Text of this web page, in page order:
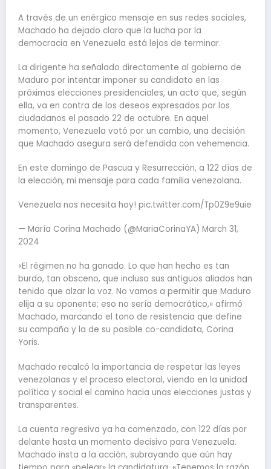
A través de un enérgico mensaje en sus redes sociales,
Machado ha dejado claro que la lucha por la
democracia en Venezuela está lejos de terminar.
La dirigente ha señalado directamente al gobierno de
Maduro por intentar imponer su candidato en las
próximas elecciones presidenciales, un acto que, según
ella, va en contra de los deseos expresados por los
ciudadanos el pasado 22 de octubre. En aquel
momento, Venezuela votó por un cambio, una decisión
que Machado asegura será defendida con vehemencia.
En este domingo de Pascua y Resurrección, a 122 días de
la elección, mi mensaje para cada familia venezolana.
Venezuela nos necesita hoy! pic.twitter.com/Tp0Z9e9uie
— María Corina Machado (@MariaCorinaYA) March 31,
2024
«El régimen no ha ganado. Lo que han hecho es tan
burdo, tan obsceno, que incluso sus antiguos aliados han
tenido que alzar la voz. No vamos a permitir que Maduro
elija a su oponente; eso no sería democrático,» afirmó
Machado, marcando el tono de resistencia que define
su campaña y la de su posible co-candidata, Corina
Yoris.
Machado recalcó la importancia de respetar las leyes
venezolanas y el proceso electoral, viendo en la unidad
política y social el camino hacia unas elecciones justas y
transparentes.
La cuenta regresiva ya ha comenzado, con 122 días por
delante hasta un momento decisivo para Venezuela.
Machado insta a la acción, subrayando que aún hay